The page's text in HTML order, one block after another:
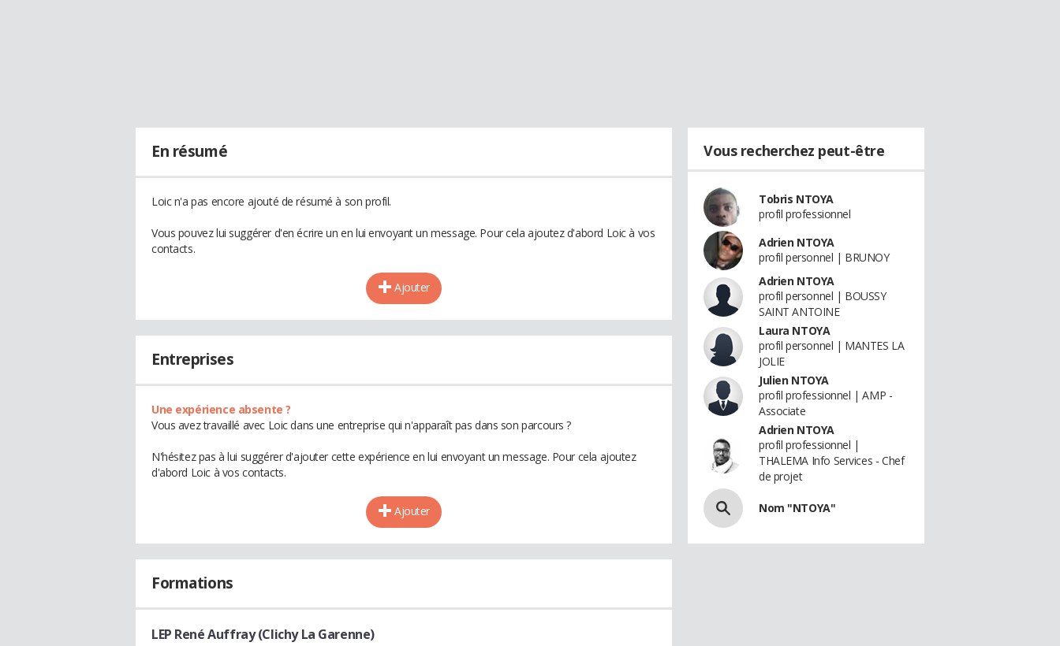
En résumé
Loic n'a pas encore ajouté de résumé à son profil.
Vous pouvez lui suggérer d'en écrire un en lui envoyant un message. Pour cela ajoutez d'abord Loic à vos
contacts.
Ajouter
Entreprises
Une expérience absente ?
Vous avez travaillé avec Loic dans une entreprise qui n'apparaît pas dans son parcours ?
N'hésitez pas à lui suggérer d'ajouter cette expérience en lui envoyant un message. Pour cela ajoutez
d'abord Loic à vos contacts.
Ajouter
Formations
LEP René Auffray (Clichy La Garenne)
Vous recherchez peut-être
Tobris NTOYA
profil professionnel
Adrien NTOYA
profil personnel | BRUNOY
Adrien NTOYA
profil personnel | BOUSSY
SAINT ANTOINE
Laura NTOYA
profil personnel | MANTES LA
JOLIE
Julien NTOYA
profil professionnel | AMP -
Associate
Adrien NTOYA
profil professionnel |
THALEMA Info Services - Chef
de projet
Nom "NTOYA"